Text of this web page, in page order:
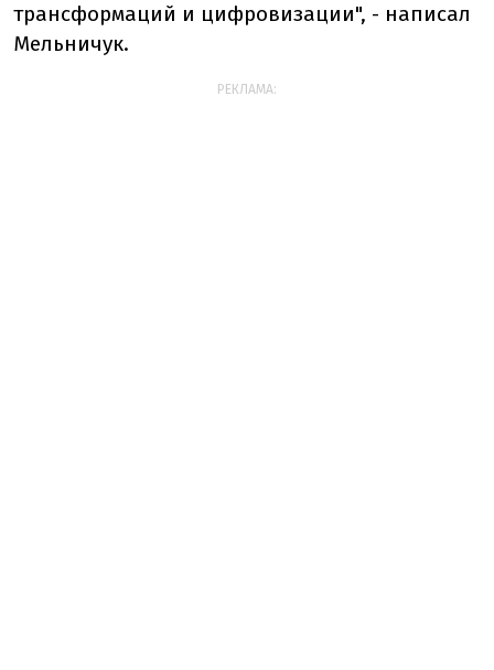
трансформаций и цифровизации", - написал
Мельничук.
РЕКЛАМА: